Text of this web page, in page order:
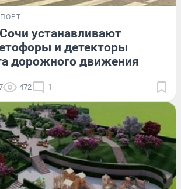
устанавливают
и детекторы
дорожного движения
472 1